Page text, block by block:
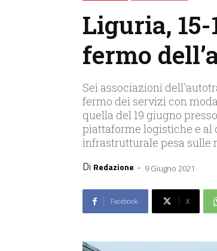
Liguria,
fermo
Sei associazioni
fermo dei servizi con
quella del 19 giugno
piattaforme logistiche e al
infrastrutturale pesa sulle
Di Redazione - 9 Giugno 2021
Facebook X